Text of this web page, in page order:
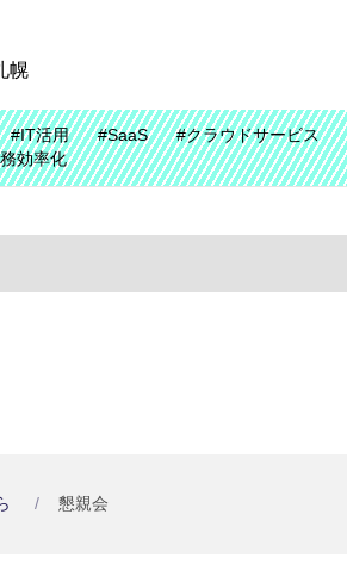
幌
#IT活用 #SaaS #クラウドサービス
効率化
懇親会